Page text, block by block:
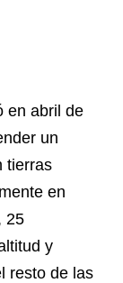
en abril de
un
tierras
en
25
y
resto de las